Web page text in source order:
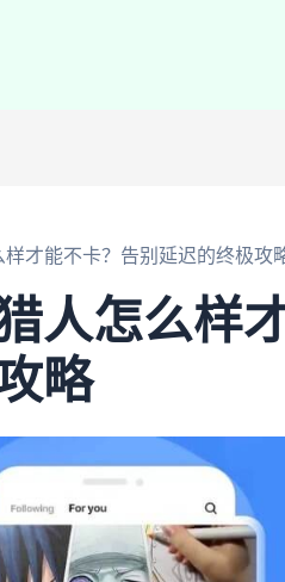
才能不卡？告别延迟的终极攻
人怎么样
略